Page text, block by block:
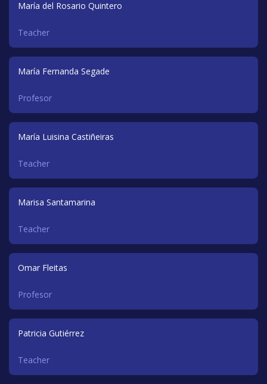
María del Rosario Quintero
Teacher
María Fernanda Segade
Profesor
María Luisina Castiñeiras
Teacher
Marisa Santamarina
Teacher
Omar Fleitas
Profesor
Patricia Gutiérrez
Teacher